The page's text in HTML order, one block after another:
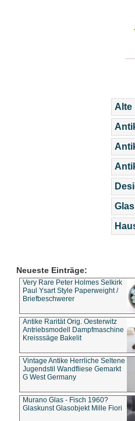
Alte
Neueste Einträge:
Very Rare Peter Holmes Selkirk
Paul Ysart Style Paperweight /
Briefbeschwerer
Antike Rarität Orig. Oesterwitz
Antriebsmodell Dampfmaschine
Kreisssäge Bakelit
Vintage Antike Herrliche Seltene
Jugendstil Wandfliese Gemarkt
G West Germany
Murano Glas - Fisch 1960?
Glaskunst Glasobjekt Mille Fiori